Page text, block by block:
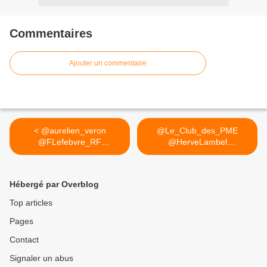
Commentaires
Ajouter un commentaire
< @aurelien_veron
@FLefebvre_RF
@LiberteSociale Mr...
@Le_Club_des_PME
@HerveLambel
#observatoire sur... >
Hébergé par Overblog
Top articles
Pages
Contact
Signaler un abus